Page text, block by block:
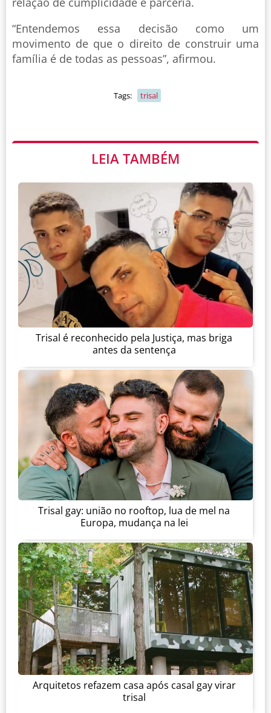
“Entendemos essa decisão como um
movimento de que o direito de construir uma
família é de todas as pessoas”, afirmou.
Tags: trisal
LEIA TAMBÉM
Trisal é reconhecido pela Justiça, mas briga
antes da sentença
Trisal gay: união no rooftop, lua de mel na
Europa, mudança na lei
Arquitetos refazem casa após casal gay virar
trisal